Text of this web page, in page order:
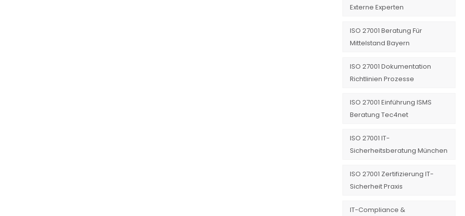
Externe Experten
ISO 27001 Beratung Für
Mittelstand Bayern
ISO 27001 Dokumentation
Richtlinien Prozesse
ISO 27001 Einführung ISMS
Beratung Tec4net
ISO 27001 IT-
Sicherheitsberatung München
ISO 27001 Zertifizierung IT-
Sicherheit Praxis
IT-Compliance &